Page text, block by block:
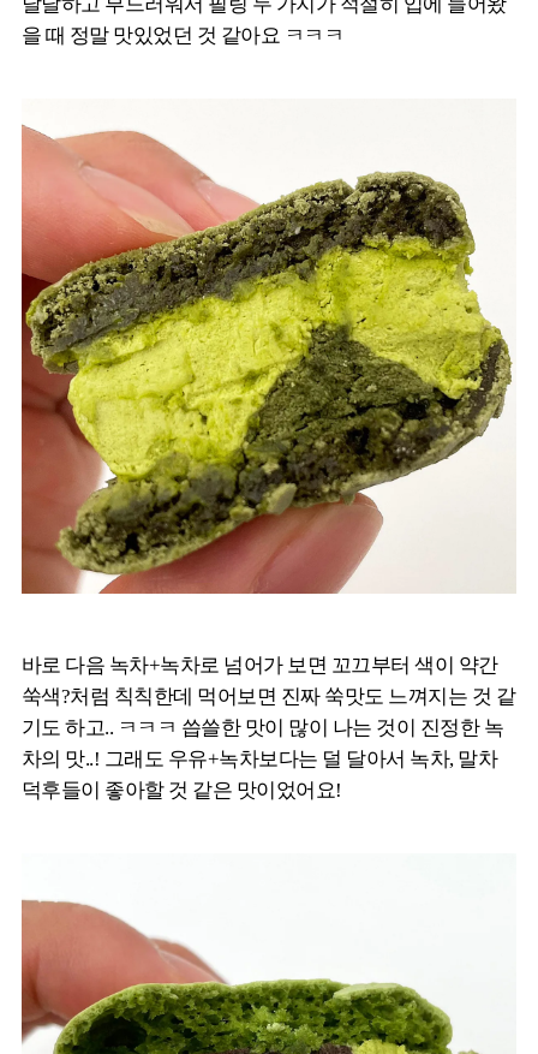
을 때 정말 맛있었던 것 같아요 ㅋㅋㅋ
바로 다음 녹차+녹차로 넘어가 보면 꼬끄부터 색이 약간
쑥색?처럼 칙칙한데 먹어보면 진짜 쑥맛도 느껴지는 것 같
기도 하고.. ㅋㅋㅋ 씁쓸한 맛이 많이 나는 것이 진정한 녹
차의 맛..! 그래도 우유+녹차보다는 덜 달아서 녹차, 말차
덕후들이 좋아할 것 같은 맛이었어요!